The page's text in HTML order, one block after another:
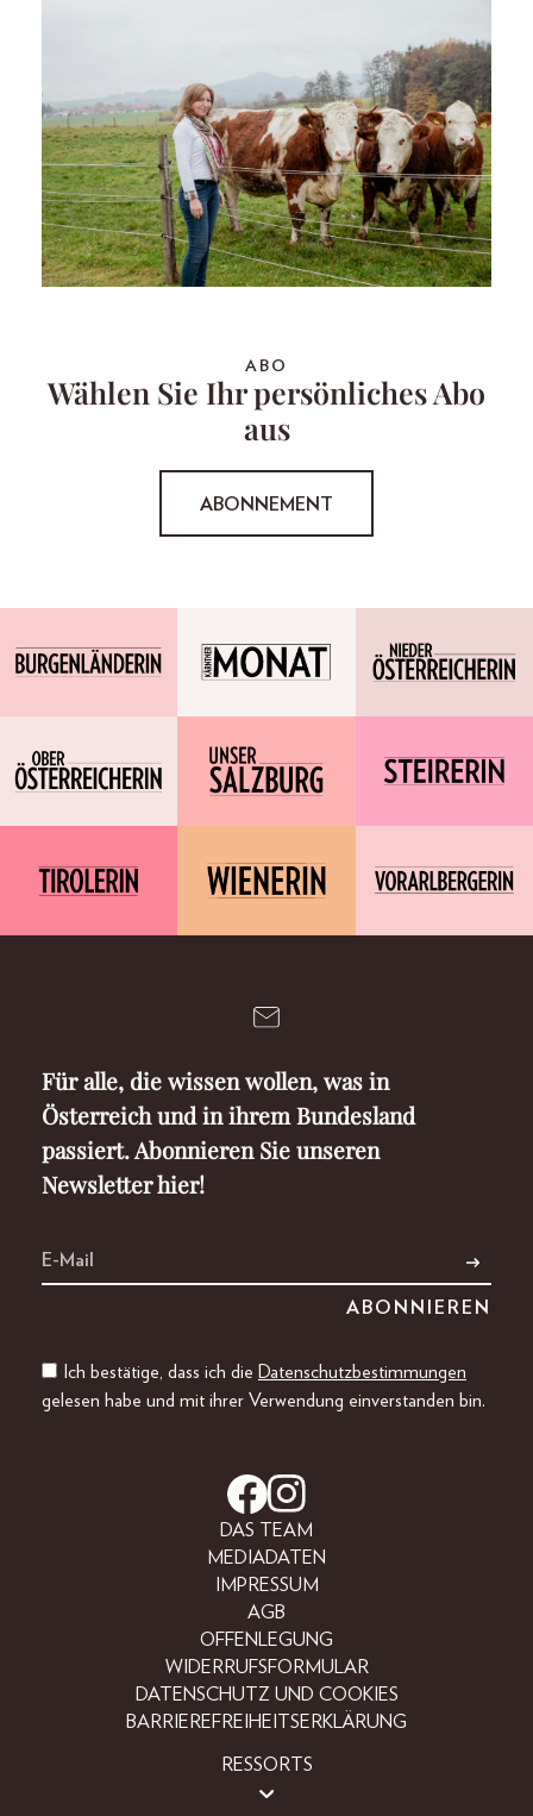
ABO
Wählen Sie Ihr persönliches Abo
aus
ABONNEMENT
Für alle, die wissen wollen, was in
Österreich und in ihrem Bundesland
passiert. Abonnieren Sie unseren
Newsletter hier!
Ich bestätige, dass ich die Datenschutzbestimmungen
gelesen habe und mit ihrer Verwendung einverstanden bin.
DAS TEAM
MEDIADATEN
IMPRESSUM
AGB
OFFENLEGUNG
WIDERRUFSFORMULAR
DATENSCHUTZ UND COOKIES
BARRIEREFREIHEITSERKLÄRUNG
RESSORTS